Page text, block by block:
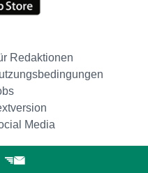
Redaktionen
Media